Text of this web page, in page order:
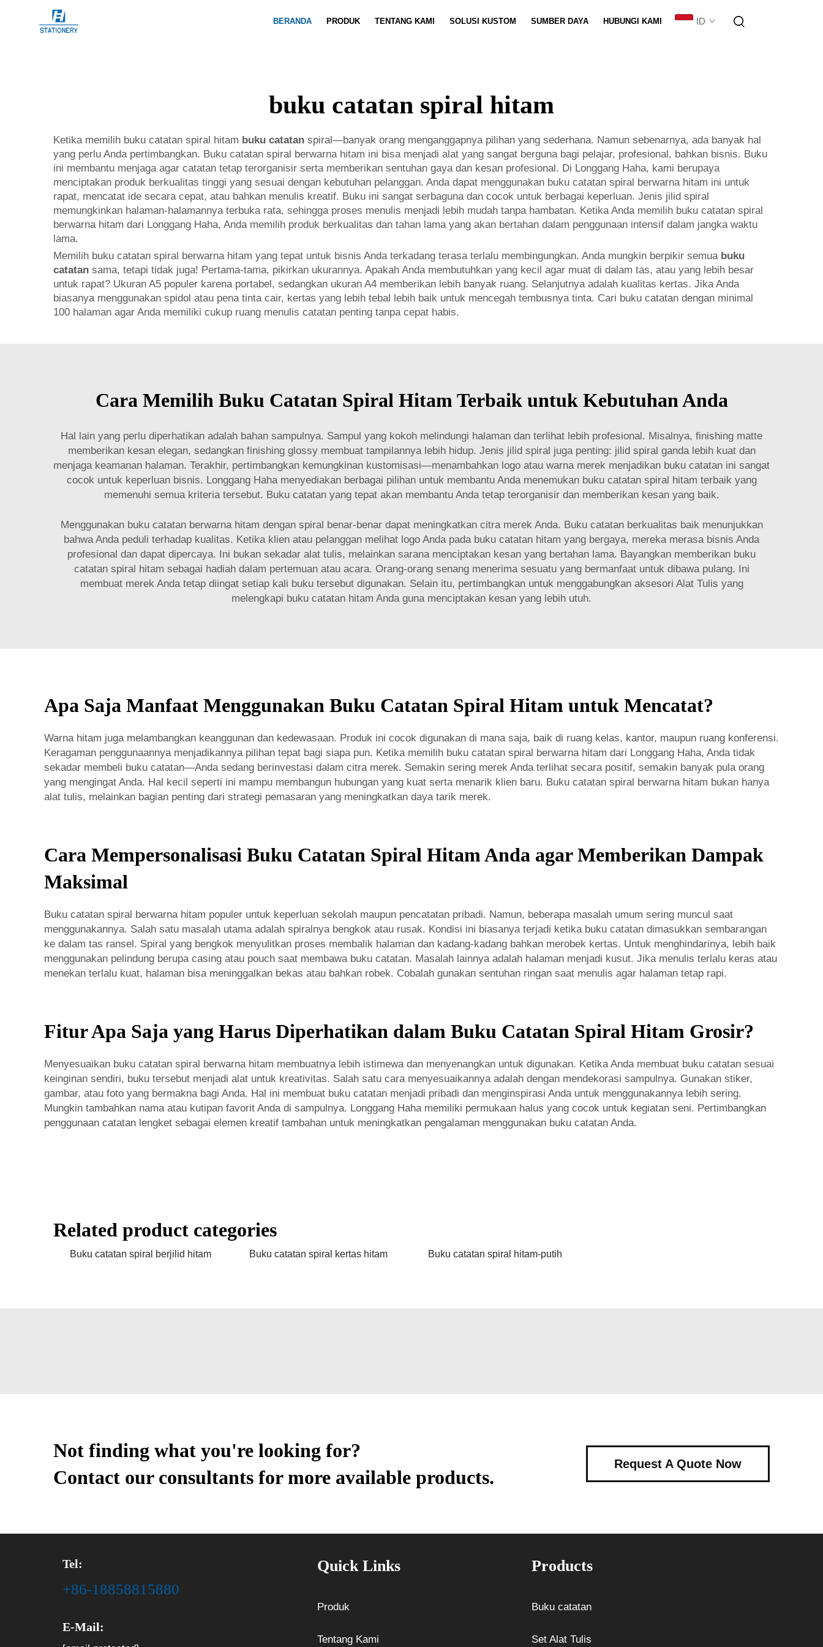
BERANDA PRODUK TENTANG KAMI SOLUSI KUSTOM SUMBER DAYA HUBUNGI KAMI ID
buku catatan spiral hitam
Ketika memilih buku catatan spiral hitam buku catatan spiral—banyak orang menganggapnya pilihan yang sederhana. Namun sebenarnya, ada banyak hal
yang perlu Anda pertimbangkan. Buku catatan spiral berwarna hitam ini bisa menjadi alat yang sangat berguna bagi pelajar, profesional, bahkan bisnis. Buku
ini membantu menjaga agar catatan tetap terorganisir serta memberikan sentuhan gaya dan kesan profesional. Di Longgang Haha, kami berupaya
menciptakan produk berkualitas tinggi yang sesuai dengan kebutuhan pelanggan. Anda dapat menggunakan buku catatan spiral berwarna hitam ini untuk
rapat, mencatat ide secara cepat, atau bahkan menulis kreatif. Buku ini sangat serbaguna dan cocok untuk berbagai keperluan. Jenis jilid spiral
memungkinkan halaman-halamannya terbuka rata, sehingga proses menulis menjadi lebih mudah tanpa hambatan. Ketika Anda memilih buku catatan spiral
berwarna hitam dari Longgang Haha, Anda memilih produk berkualitas dan tahan lama yang akan bertahan dalam penggunaan intensif dalam jangka waktu
lama.
Memilih buku catatan spiral berwarna hitam yang tepat untuk bisnis Anda terkadang terasa terlalu membingungkan. Anda mungkin berpikir semua buku
catatan sama, tetapi tidak juga! Pertama-tama, pikirkan ukurannya. Apakah Anda membutuhkan yang kecil agar muat di dalam tas, atau yang lebih besar
untuk rapat? Ukuran A5 populer karena portabel, sedangkan ukuran A4 memberikan lebih banyak ruang. Selanjutnya adalah kualitas kertas. Jika Anda
biasanya menggunakan spidol atau pena tinta cair, kertas yang lebih tebal lebih baik untuk mencegah tembusnya tinta. Cari buku catatan dengan minimal
100 halaman agar Anda memiliki cukup ruang menulis catatan penting tanpa cepat habis.
Cara Memilih Buku Catatan Spiral Hitam Terbaik untuk Kebutuhan Anda
Hal lain yang perlu diperhatikan adalah bahan sampulnya. Sampul yang kokoh melindungi halaman dan terlihat lebih profesional. Misalnya, finishing matte
memberikan kesan elegan, sedangkan finishing glossy membuat tampilannya lebih hidup. Jenis jilid spiral juga penting: jilid spiral ganda lebih kuat dan
menjaga keamanan halaman. Terakhir, pertimbangkan kemungkinan kustomisasi—menambahkan logo atau warna merek menjadikan buku catatan ini sangat
cocok untuk keperluan bisnis. Longgang Haha menyediakan berbagai pilihan untuk membantu Anda menemukan buku catatan spiral hitam terbaik yang
memenuhi semua kriteria tersebut. Buku catatan yang tepat akan membantu Anda tetap terorganisir dan memberikan kesan yang baik.
Menggunakan buku catatan berwarna hitam dengan spiral benar-benar dapat meningkatkan citra merek Anda. Buku catatan berkualitas baik menunjukkan
bahwa Anda peduli terhadap kualitas. Ketika klien atau pelanggan melihat logo Anda pada buku catatan hitam yang bergaya, mereka merasa bisnis Anda
profesional dan dapat dipercaya. Ini bukan sekadar alat tulis, melainkan sarana menciptakan kesan yang bertahan lama. Bayangkan memberikan buku
catatan spiral hitam sebagai hadiah dalam pertemuan atau acara. Orang-orang senang menerima sesuatu yang bermanfaat untuk dibawa pulang. Ini
membuat merek Anda tetap diingat setiap kali buku tersebut digunakan. Selain itu, pertimbangkan untuk menggabungkan aksesori Alat Tulis yang
melengkapi buku catatan hitam Anda guna menciptakan kesan yang lebih utuh.
Apa Saja Manfaat Menggunakan Buku Catatan Spiral Hitam untuk Mencatat?
Warna hitam juga melambangkan keanggunan dan kedewasaan. Produk ini cocok digunakan di mana saja, baik di ruang kelas, kantor, maupun ruang konferensi.
Keragaman penggunaannya menjadikannya pilihan tepat bagi siapa pun. Ketika memilih buku catatan spiral berwarna hitam dari Longgang Haha, Anda tidak
sekadar membeli buku catatan—Anda sedang berinvestasi dalam citra merek. Semakin sering merek Anda terlihat secara positif, semakin banyak pula orang
yang mengingat Anda. Hal kecil seperti ini mampu membangun hubungan yang kuat serta menarik klien baru. Buku catatan spiral berwarna hitam bukan hanya
alat tulis, melainkan bagian penting dari strategi pemasaran yang meningkatkan daya tarik merek.
Cara Mempersonalisasi Buku Catatan Spiral Hitam Anda agar Memberikan Dampak
Maksimal
Buku catatan spiral berwarna hitam populer untuk keperluan sekolah maupun pencatatan pribadi. Namun, beberapa masalah umum sering muncul saat
menggunakannya. Salah satu masalah utama adalah spiralnya bengkok atau rusak. Kondisi ini biasanya terjadi ketika buku catatan dimasukkan sembarangan
ke dalam tas ransel. Spiral yang bengkok menyulitkan proses membalik halaman dan kadang-kadang bahkan merobek kertas. Untuk menghindarinya, lebih baik
menggunakan pelindung berupa casing atau pouch saat membawa buku catatan. Masalah lainnya adalah halaman menjadi kusut. Jika menulis terlalu keras atau
menekan terlalu kuat, halaman bisa meninggalkan bekas atau bahkan robek. Cobalah gunakan sentuhan ringan saat menulis agar halaman tetap rapi.
Fitur Apa Saja yang Harus Diperhatikan dalam Buku Catatan Spiral Hitam Grosir?
Menyesuaikan buku catatan spiral berwarna hitam membuatnya lebih istimewa dan menyenangkan untuk digunakan. Ketika Anda membuat buku catatan sesuai
keinginan sendiri, buku tersebut menjadi alat untuk kreativitas. Salah satu cara menyesuaikannya adalah dengan mendekorasi sampulnya. Gunakan stiker,
gambar, atau foto yang bermakna bagi Anda. Hal ini membuat buku catatan menjadi pribadi dan menginspirasi Anda untuk menggunakannya lebih sering.
Mungkin tambahkan nama atau kutipan favorit Anda di sampulnya. Longgang Haha memiliki permukaan halus yang cocok untuk kegiatan seni. Pertimbangkan
penggunaan catatan lengket sebagai elemen kreatif tambahan untuk meningkatkan pengalaman menggunakan buku catatan Anda.
Related product categories
Buku catatan spiral berjilid hitam Buku catatan spiral kertas hitam Buku catatan spiral hitam-putih
Not finding what you're looking for?
Contact our consultants for more available products.
Request A Quote Now
Tel:
+86-18858815880
E-Mail:
Quick Links
Produk
Tentang Kami
Products
Buku catatan
Set Alat Tulis